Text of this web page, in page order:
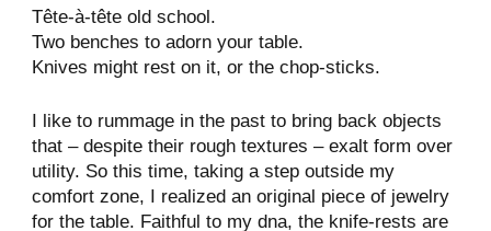
Tête-à-tête old school.
Two benches to adorn your table.
Knives might rest on it, or the chop-sticks.
I like to rummage in the past to bring back objects
that – despite their rough textures – exalt form over
utility. So this time, taking a step outside my
comfort zone, I realized an original piece of jewelry
for the table. Faithful to my dna, the knife-rests are